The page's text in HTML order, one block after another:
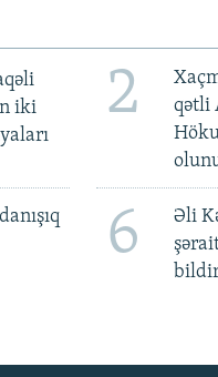
iki
2
qətli
6
Əli